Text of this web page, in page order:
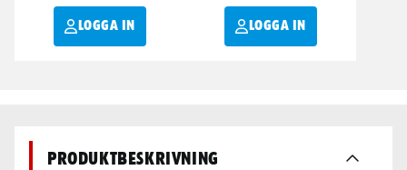
LOGGA IN LOGGA IN
Produktbeskrivning